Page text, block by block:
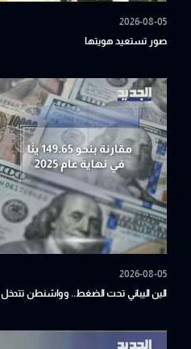
2026-08-05
صور تستعيد هويتها
2026-08-05
الين اليباني تحت الضغط.. وواشنطن تتدخل